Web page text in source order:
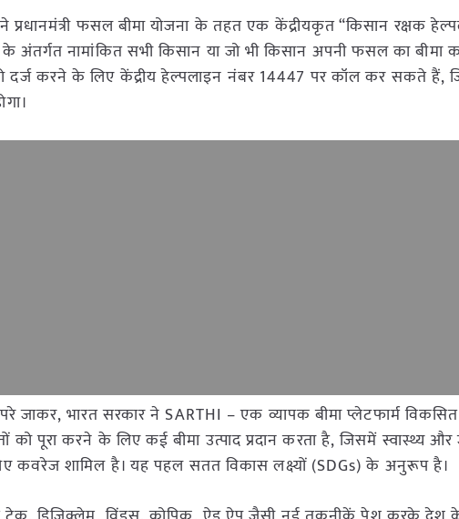
प्रधानमंत्री फसल बीमा योजना के तहत एक केंद्रीयकृत “किसान रक्षक
अंतर्गत नामांकित सभी किसान या जो भी किसान अपनी फसल का बीमा
दर्ज करने के लिए केंद्रीय हेल्पलाइन नंबर 14447 पर कॉल कर सकते
जाकर, भारत सरकार ने SARTHI – एक व्यापक बीमा प्लेटफार्म
को पूरा करने के लिए कई बीमा उत्पाद प्रदान करता है, जिसमें स्वास्थ्य
कवरेज शामिल है। यह पहल सतत विकास लक्ष्यों (SDGs) के अनुरूप है।